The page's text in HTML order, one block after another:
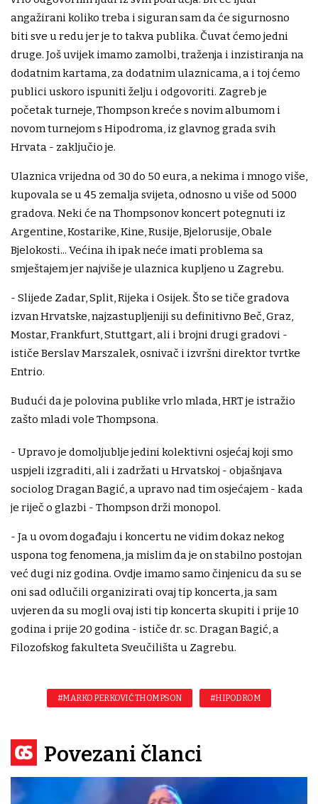
angažirani koliko treba i siguran sam da će sigurnosno
biti sve u redu jer je to takva publika. Čuvat ćemo jedni
druge. Još uvijek imamo zamolbi, traženja i inzistiranja na
dodatnim kartama, za dodatnim ulaznicama, a i toj ćemo
publici uskoro ispuniti želju i odgovoriti. Zagreb je
početak turneje, Thompson kreće s novim albumom i
novom turnejom s Hipodroma, iz glavnog grada svih
Hrvata - zaključio je.
Ulaznica vrijedna od 30 do 50 eura, a nekima i mnogo više,
kupovala se u 45 zemalja svijeta, odnosno u više od 5000
gradova. Neki će na Thompsonov koncert potegnuti iz
Argentine, Kostarike, Kine, Rusije, Bjelorusije, Obale
Bjelokosti... Većina ih ipak neće imati problema sa
smještajem jer najviše je ulaznica kupljeno u Zagrebu.
- Slijede Zadar, Split, Rijeka i Osijek. Što se tiče gradova
izvan Hrvatske, najzastupljeniji su definitivno Beč, Graz,
Mostar, Frankfurt, Stuttgart, ali i brojni drugi gradovi -
ističe Berslav Marszalek, osnivač i izvršni direktor tvrtke
Entrio.
Budući da je polovina publike vrlo mlada, HRT je istražio
zašto mladi vole Thompsona.
- Upravo je domoljublje jedini kolektivni osjećaj koji smo
uspjeli izgraditi, ali i zadržati u Hrvatskoj - objašnjava
sociolog Dragan Bagić, a upravo nad tim osjećajem - kada
je riječ o glazbi - Thompson drži monopol.
- Ja u ovom događaju i koncertu ne vidim dokaz nekog
uspona tog fenomena, ja mislim da je on stabilno postojan
već dugi niz godina. Ovdje imamo samo činjenicu da su se
oni sad odlučili organizirati ovaj tip koncerta, ja sam
uvjeren da su mogli ovaj isti tip koncerta skupiti i prije 10
godina i prije 20 godina - ističe dr. sc. Dragan Bagić, a
Filozofskog fakulteta Sveučilišta u Zagrebu.
#MARKO PERKOVIĆ THOMPSON #HIPODROM
Povezani članci